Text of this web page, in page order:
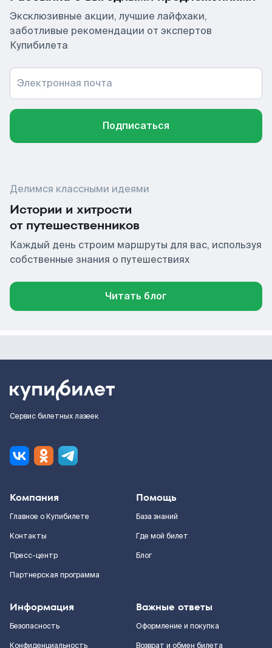
Эксклюзивные акции, лучшие лайфхаки,
заботливые рекомендации от экспертов
Купибилета
Электронная почта
Подписаться
Делимся классными идеями
Истории и хитрости
от путешественников
Каждый день строим маршруты для вас, используя
собственные знания о путешествиях
Читать блог
Сервис билетных лазеек
Компания
Главное о Купибилете
Контакты
Пресс-центр
Партнерская программа
Помощь
База знаний
Где мой билет
Блог
Информация
Безопасность
Конфиденциальность
Важные ответы
Оформление и покупка
Возврат и обмен билета